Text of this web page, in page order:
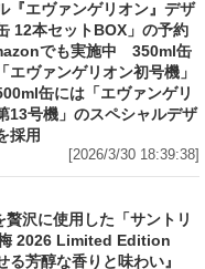
13号機」のスペシャルデザ
採用
[2026/3/30 18:39:38]
％「超完熟梅」を贅沢に使
酒〈山崎蒸溜所貯蔵梅
Limited Edition 750ml」の
起させる芳醇な香りと味
[2026/3/30 18:02:19]